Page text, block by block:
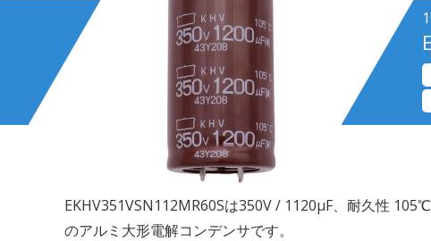
EKHV351VSN112MR60Sは350V / 1120µF、耐久性
のアルミ大形電解コンデンサです。